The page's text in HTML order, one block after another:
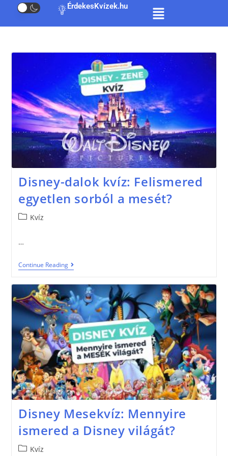
ÉrdekesKvízek.hu
Disney-dalok kvíz: Felismered
egyetlen sorból a mesét?
Kvíz
…
Continue Reading
Disney Mesekvíz: Mennyire
ismered a Disney világát?
Kvíz